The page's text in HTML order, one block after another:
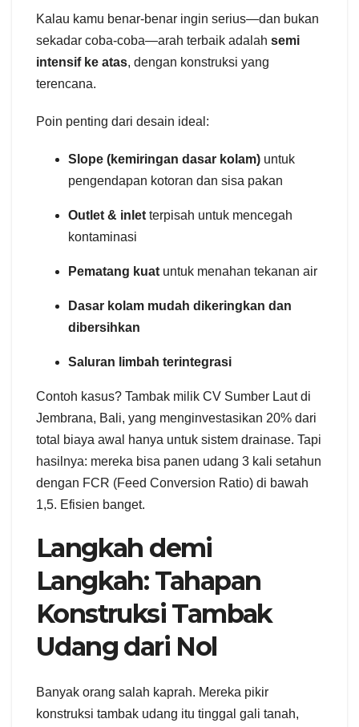
Kalau kamu benar-benar ingin serius—dan bukan
sekadar coba-coba—arah terbaik adalah semi
intensif ke atas, dengan konstruksi yang
terencana.
Poin penting dari desain ideal:
Slope (kemiringan dasar kolam) untuk
pengendapan kotoran dan sisa pakan
Outlet & inlet terpisah untuk mencegah
kontaminasi
Pematang kuat untuk menahan tekanan air
Dasar kolam mudah dikeringkan dan
dibersihkan
Saluran limbah terintegrasi
Contoh kasus? Tambak milik CV Sumber Laut di
Jembrana, Bali, yang menginvestasikan 20% dari
total biaya awal hanya untuk sistem drainase. Tapi
hasilnya: mereka bisa panen udang 3 kali setahun
dengan FCR (Feed Conversion Ratio) di bawah
1,5. Efisien banget.
Langkah demi
Langkah: Tahapan
Konstruksi Tambak
Udang dari Nol
Banyak orang salah kaprah. Mereka pikir
konstruksi tambak udang itu tinggal gali tanah,